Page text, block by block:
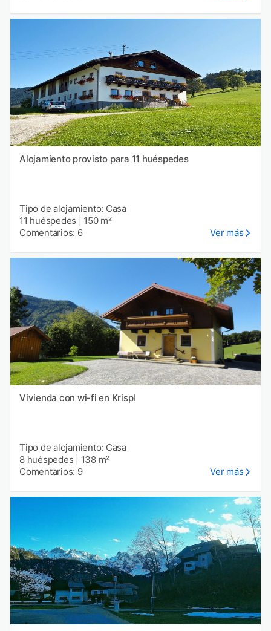
Alojamiento provisto para 11 huéspedes
Tipo de alojamiento: Casa
11 huéspedes
150 m²
Comentarios: 6
Ver más
Vivienda con wi-fi en Krispl
Tipo de alojamiento: Casa
8 huéspedes
138 m²
Comentarios: 9
Ver más